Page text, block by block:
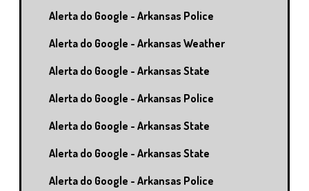
Alerta do Google - Arkansas Police
Alerta do Google - Arkansas Weather
Alerta do Google - Arkansas State
Alerta do Google - Arkansas Police
Alerta do Google - Arkansas State
Alerta do Google - Arkansas State
Alerta do Google - Arkansas Police